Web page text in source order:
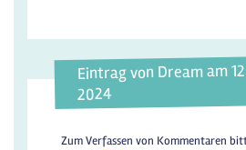
Eintrag von Dream am
2024
Zum Verfassen von Kommentaren